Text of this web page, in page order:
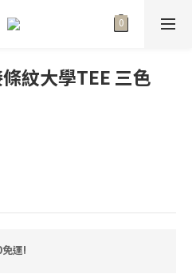
紋大學TEE 三色
運!